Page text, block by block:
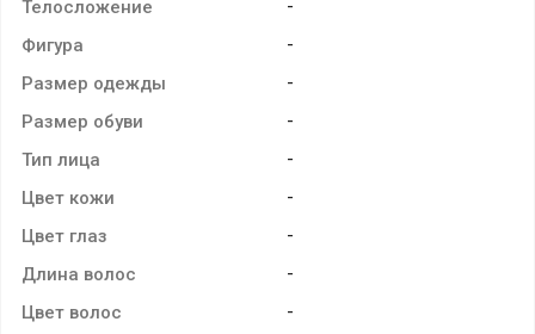
Телосложение -
Фигура -
Размер одежды -
Размер обуви -
Тип лица -
Цвет кожи -
Цвет глаз -
Длина волос -
Цвет волос -